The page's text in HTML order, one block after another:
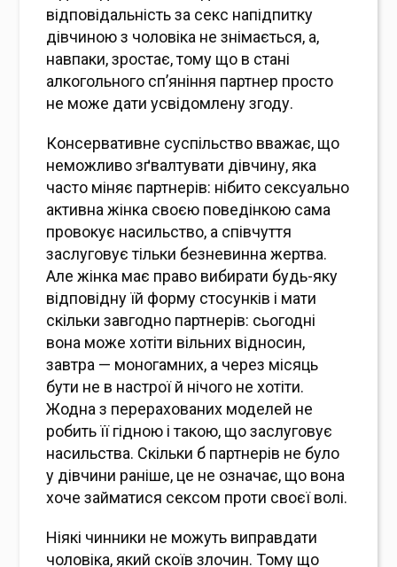
відповідальність за секс напідпитку
дівчиною з чоловіка не знімається, а,
навпаки, зростає, тому що в стані
алкогольного сп’яніння партнер просто
не може дати усвідомлену згоду.
Консервативне суспільство вважає, що
неможливо зґвалтувати дівчину, яка
часто міняє партнерів: нібито сексуально
активна жінка своєю поведінкою сама
провокує насильство, а співчуття
заслуговує тільки безневинна жертва.
Але жінка має право вибирати будь-яку
відповідну їй форму стосунків і мати
скільки завгодно партнерів: сьогодні
вона може хотіти вільних відносин,
завтра — моногамних, а через місяць
бути не в настрої й нічого не хотіти.
Жодна з перерахованих моделей не
робить її гідною і такою, що заслуговує
насильства. Скільки б партнерів не було
у дівчини раніше, це не означає, що вона
хоче займатися сексом проти своєї волі.
Ніякі чинники не можуть виправдати
чоловіка, який скоїв злочин. Тому що